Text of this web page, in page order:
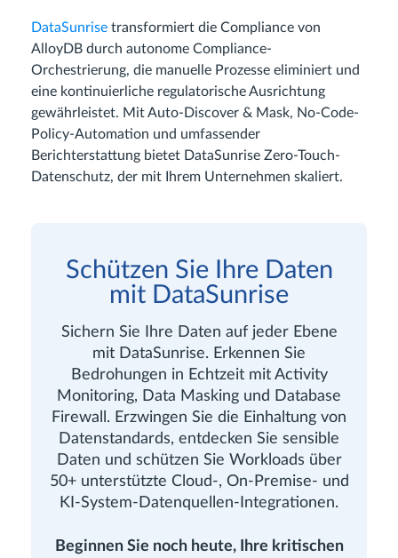
DataSunrise transformiert die Compliance von
AlloyDB durch autonome Compliance-
Orchestrierung, die manuelle Prozesse eliminiert und
eine kontinuierliche regulatorische Ausrichtung
gewährleistet. Mit Auto-Discover & Mask, No-Code-
Policy-Automation und umfassender
Berichterstattung bietet DataSunrise Zero-Touch-
Datenschutz, der mit Ihrem Unternehmen skaliert.
Schützen Sie Ihre Daten
mit DataSunrise
Sichern Sie Ihre Daten auf jeder Ebene
mit DataSunrise. Erkennen Sie
Bedrohungen in Echtzeit mit Activity
Monitoring, Data Masking und Database
Firewall. Erzwingen Sie die Einhaltung von
Datenstandards, entdecken Sie sensible
Daten und schützen Sie Workloads über
50+ unterstützte Cloud-, On-Premise- und
KI-System-Datenquellen-Integrationen.
Beginnen Sie noch heute, Ihre kritischen